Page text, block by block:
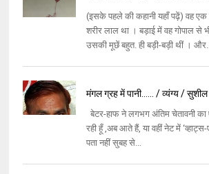
(इसके पहले की कहानी यहाँ पढ़ें) वह एक
शरीर लाल था । बड़ाई में वह गोपाल से
उसकी मूछें बहुत. ही बड़ी-बड़ी थीं ।
मंगल ग्रह में पानी...... / व्यंग्य / सुशील
बेटर-हाफ ने लगभग अंतिम चेतावनी का
रही हूँ ,अब आते हैं, या वहीं नेट में
पता नहीं सुबह से...